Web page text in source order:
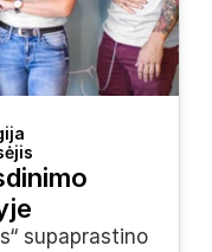
supaprastino